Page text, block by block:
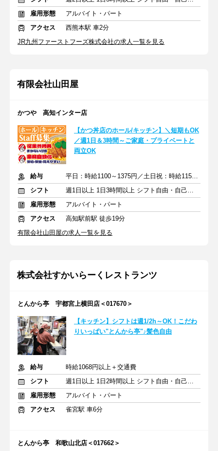
雇用形態
アルバイト・パート
アクセス
西熊本駅 車2分
JR九州ファーストフーズ株式会社の求人一覧を見る
有限会社山田屋
かつや 高知インター店
【かつ丼店のホール/キッチン】＼短期もOK
／週1日＆3時間～ご家庭・プライベートと
両立OK
給与
平日：時給1100～1375円／土日祝：時給1150～1438円
シフト
週1日以上 1日3時間以上 シフト自由・自己申告
雇用形態
アルバイト・パート
アクセス
高知駅前駅 徒歩19分
有限会社山田屋の求人一覧を見る
株式会社すかいらーくレストランツ
とんから亭 宇都宮上横田店＜017670＞
【キッチン】シフトは週1/2h～OK！こだわ
りいっぱい"とんから亭"♪髪色自由
給与
時給1068円以上＋交通費
シフト
週1日以上 1日2時間以上 シフト自由・自己申告
雇用形態
アルバイト・パート
アクセス
雀宮駅 車6分
とんから亭 和歌山北店＜017662＞